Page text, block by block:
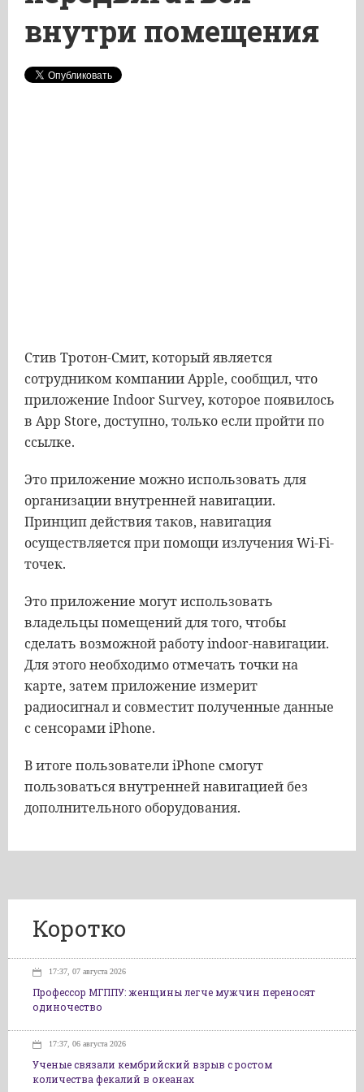
внутри помещения
Стив Тротон-Смит, который является
сотрудником компании Apple, сообщил, что
приложение Indoor Survey, которое появилось
в App Store, доступно, только если пройти по
ссылке.
Это приложение можно использовать для
организации внутренней навигации.
Принцип действия таков, навигация
осуществляется при помощи излучения Wi-Fi-
точек.
Это приложение могут использовать
владельцы помещений для того, чтобы
сделать возможной работу indoor-навигации.
Для этого необходимо отмечать точки на
карте, затем приложение измерит
радиосигнал и совместит полученные данные
с сенсорами iPhone.
В итоге пользователи iPhone смогут
пользоваться внутренней навигацией без
дополнительного оборудования.
Коротко
17:37, 07 августа 2026
Профессор МГППУ: женщины легче мужчин переносят
одиночество
17:37, 06 августа 2026
Ученые связали кембрийский взрыв с ростом
количества фекалий в океанах